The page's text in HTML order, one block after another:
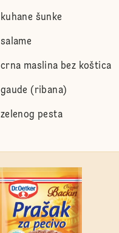
kuhane šunke
salame
crna maslina bez koštica
gaude (ribana)
zelenog pesta